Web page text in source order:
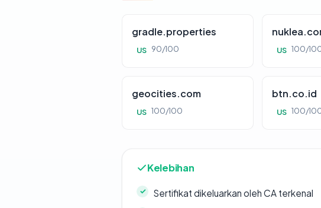
gradle.properties
US 90/100 US 100/
geocities.com
US 100/100
btn.co.id
US 100/
Kelebihan
Sertifikat dikeluarkan oleh CA terkenal